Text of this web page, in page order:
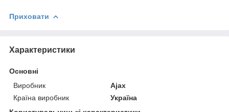
Приховати
Характеристики
Основні
Виробник
Ajax
Країна виробник
Україна